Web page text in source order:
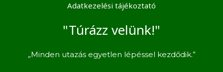
Adatkezelési tájékoztató
"Túrázz velünk!"
„Minden utazás egyetlen lépéssel kezdődik.”